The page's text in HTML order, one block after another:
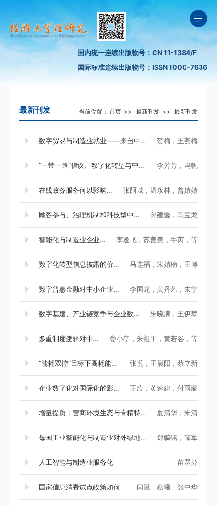
国内统一连续出版物号：CN 11-1384/F
国际标准连续出版物号：ISSN 1000-7636
当前位置： 首页 >> 最新刊发 >> 最新刊发
最新刊发
贺梅，王燕梅
数字贸易与制造业就业——来自中国A股上市公司的证据
李芳芳，冯帆
“一带一路”倡议、数字化转型与中国企业创新
张阿城，温永林，曾婧婧
在线政务服务何以影响企业创新？——基于中介效应模型和门槛效应模型的实证检验
孙建鑫，马宝龙
顾客参与、治理机制和科技型中小企业创新绩效——基于渠道战略匹配理论的组态研究
李逸飞，苏盖美，牛芮，等
智能化与制造业企业创新
马连福，宋婧楠，王博
数字化转型信息披露的价值效应研究——来自概念炒作的证据
李国龙，黄丹艺，朱宁
数字普惠金融对中小企业转型升级的影响与机制
朱晓满，王伊攀
数字基建、产业链竞争与企业数字化转型
娄小亭，朱祖平，黄若谷，等
多重制度逻辑对中小企业向专精特新升级的影响研究
张悦，王晨阳，蔡立新
“能耗双控”目标下高耗能企业创新策略选择——自主研发抑或技术引进
王欣，黄速建，付雨蒙
企业数字化对国际化的影响机制研究——一个整合框架
夏清华，朱清
增量提质：营商环境生态与专精特新企业——基于模糊集定性比较分析
郑毓铭，薛军
母国工业智能化与制造业对外绿地投资
苗翠芬
人工智能与制造业服务化
闫晨，蔡曦，张中华
国家信息消费试点政策如何影响产业结构优化？——基于供给侧和需求侧的双重视角